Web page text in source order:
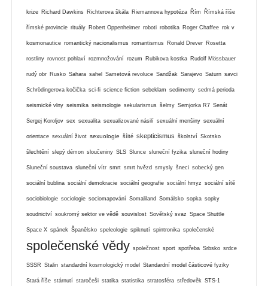
krize Richard Dawkins Richterova škála Riemannova hypotéza Řím Římská říše
římské provincie rituály Robert Oppenheimer roboti robotika Roger Chaffee rok v
kosmonautice romantický nacionalismus romantismus Ronald Drever Rosetta
rostliny rovnost pohlaví rozmnožování rozum Rubikova kostka Rudolf Mössbauer
rudý obr Rusko Sahara sahel Sametová revoluce Sandžak Sarajevo Saturn savci
Schrödingerova kočička sci-fi science fiction sebeklam sedimenty sedmá perioda
seismické vlny seismika seismologie sekularismus šelmy Semjorka R7 Senát
Sergej Koroljov sex sexualita sexualizované násilí sexuální menšiny sexuální
orientace sexuální život sexuologie šíité skepticismus školství Skotsko
šlechtění slepý démon sloučeniny SLS Slunce sluneční fyzika sluneční hodiny
Sluneční soustava sluneční vítr smrt smrt hvězd smysly šneci sobecký gen
sociální bublina sociální demokracie sociální geografie sociální hmyz sociální sítě
sociobiologie sociologie sociomapování Somaliland Somálsko sopka sopky
soudnictví soukromý sektor ve vědě souvislost Sovětský svaz Space Shuttle
Space X spánek Španělsko speleologie spiknutí spintronika společenské
společenské vědy společnost sport spotřeba Srbsko srdce
SSSR Stalin standardní kosmologický model Standardní model částicové fyziky
Stará říše stárnutí staročeši statika statistika stratosféra středověk STS-1